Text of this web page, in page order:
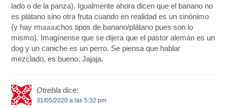
lado o de la panza). Igualmente ahora dicen que el banano no
es plátano sino otra fruta cuando en realidad es un sinónimo
(y hay muuuuchos tipos de banano/plátano pues son lo
mismo). Imagínense que se dijera que el pastor alemán es un
dog y un caniche es un perro. Se piensa que hablar
mezclado, es bueno. Jajaja.
Otrebla dice:
31/05/2020 a las 5:32 pm